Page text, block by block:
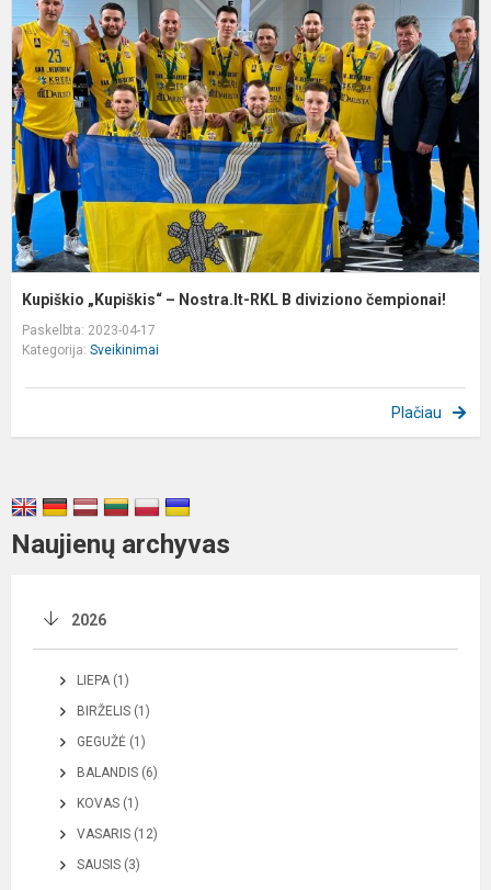
Kupiškio „Kupiškis“ – Nostra.lt-RKL B diviziono čempionai!
Paskelbta: 2023-04-17
Kategorija: Sveikinimai
Plačiau
Naujienų archyvas
2026
LIEPA (1)
BIRŽELIS (1)
GEGUŽĖ (1)
BALANDIS (6)
KOVAS (1)
VASARIS (12)
SAUSIS (3)